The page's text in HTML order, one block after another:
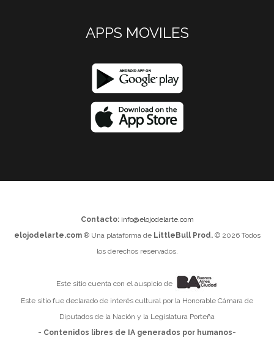
APPS MOVILES
Contacto: info@elojodelarte.com
elojodelarte.com® Una plataforma de LittleBull Prod.© 2026 Todos
los derechos reservados.
Este sitio cuenta con el auspicio de
Este sitio fue declarado de interés cultural por la Honorable Cámara de
Diputados de la Nación y la Legislatura Porteña
- Contenidos libres de IA generados por humanos-